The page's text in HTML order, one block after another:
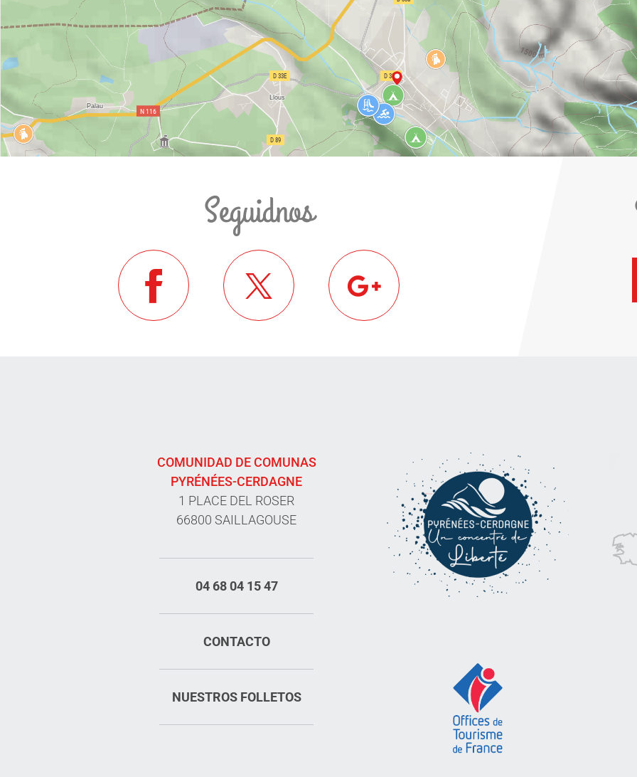
Seguidnos
COMUNIDAD DE COMUNAS
PYRÉNÉES-CERDAGNE
1 PLACE DEL ROSER
66800 SAILLAGOUSE
04 68 04 15 47
CONTACTO
NUESTROS FOLLETOS